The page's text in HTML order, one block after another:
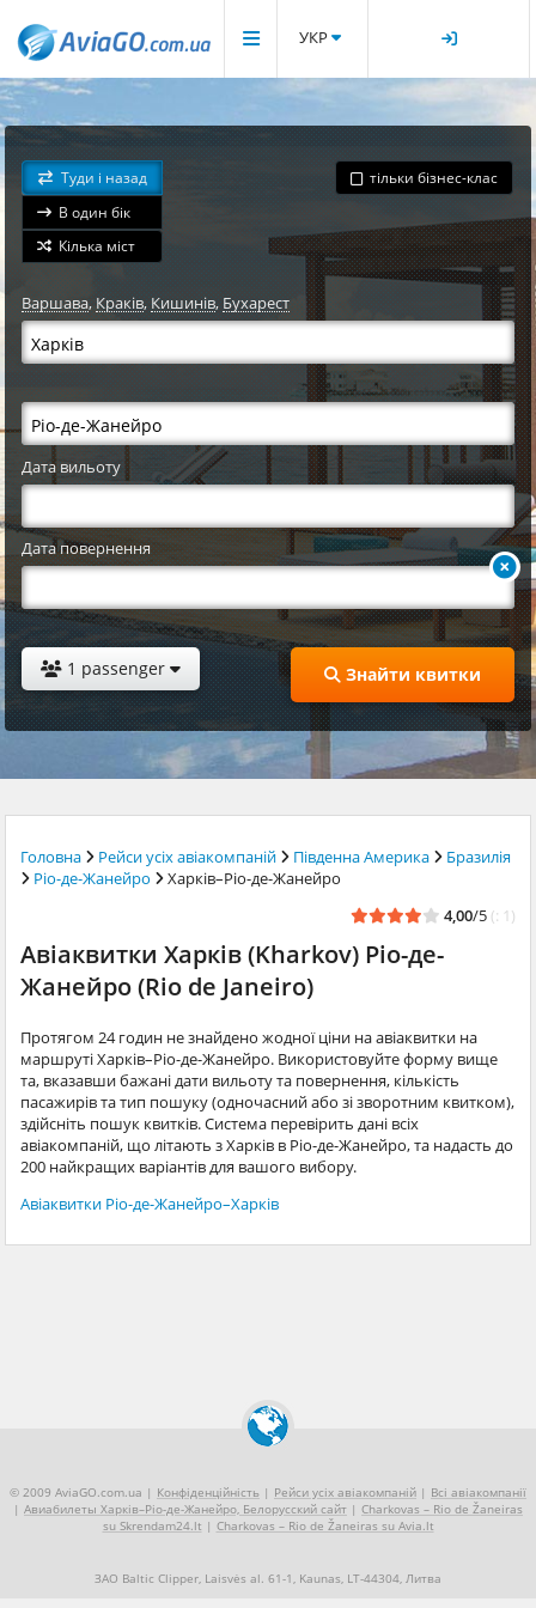
УКР
Туди і назад
В один бік
Кілька міст
тільки бізнес-клас
Варшава,Краків, Кишинів, Бухарест
Дата вильоту
Дата повернення
1 passenger Знайти квитки
Головна Рейси усіх авіакомпаній Південна Америка
Бразилія
Ріо-де-Жанейро
Харків–Ріо-де-Жанейро
4,00/5 (: 1)
Авіаквитки Харків (Kharkov) Ріо-де-
Жанейро (Rio de Janeiro)
Протягом 24 годин не знайдено жодної ціни на авіаквитки на
маршруті Харків–Ріо-де-Жанейро. Використовуйте форму вище
та, вказавши бажані дати вильоту та повернення, кількість
пасажирів та тип пошуку (одночасний або зі зворотним квитком),
здійсніть пошук квитків. Система перевірить дані всіх
авіакомпаній, що літають з Харків в Ріо-де-Жанейро, та надасть до
200 найкращих варіантів для вашого вибору.
Авіаквитки Ріо-де-Жанейро–Харків
© 2009 AviaGO.com.ua | Конфіденційність | Рейси усіх авіакомпаній | Всі авіакомпанії
| Авиабилеты Харків–Ріо-де-Жанейро, Белорусский сайт | Charkovas – Rio de Žaneiras
su Skrendam24.lt | Charkovas – Rio de Žaneiras su Avia.lt
ЗАО Baltic Clipper, Laisvės al. 61-1, Kaunas, LT-44304, Литва